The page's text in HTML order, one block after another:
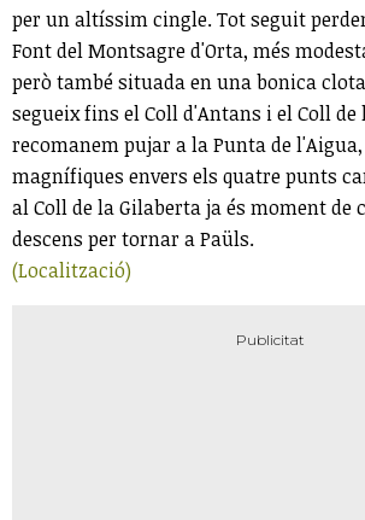
per un altíssim cingle. Tot seguit
Font del Montsagre d'Orta, més
però també situada en una bonica
segueix fins el Coll d'Antans i el Coll
recomanem pujar a la Punta de
magnífiques envers els quatre punts
al Coll de la Gilaberta ja és moment de
descens per tornar a Paüls.
(Localització)